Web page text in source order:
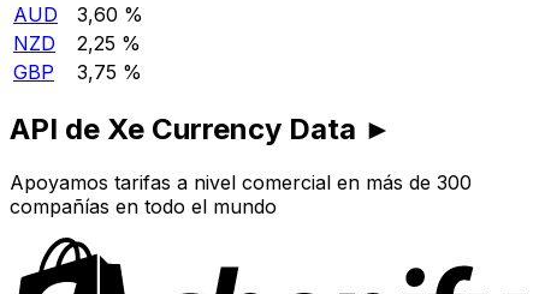
AUD
3,60 %
NZD
2,25 %
GBP
3,75 %
API de Xe Currency Data ►
Apoyamos tarifas a nivel comercial en más de 300
compañías en todo el mundo